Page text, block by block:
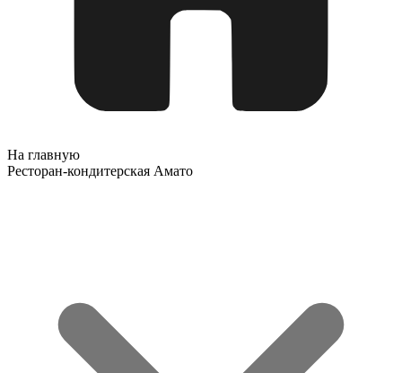
На главную
Ресторан-кондитерская Амато